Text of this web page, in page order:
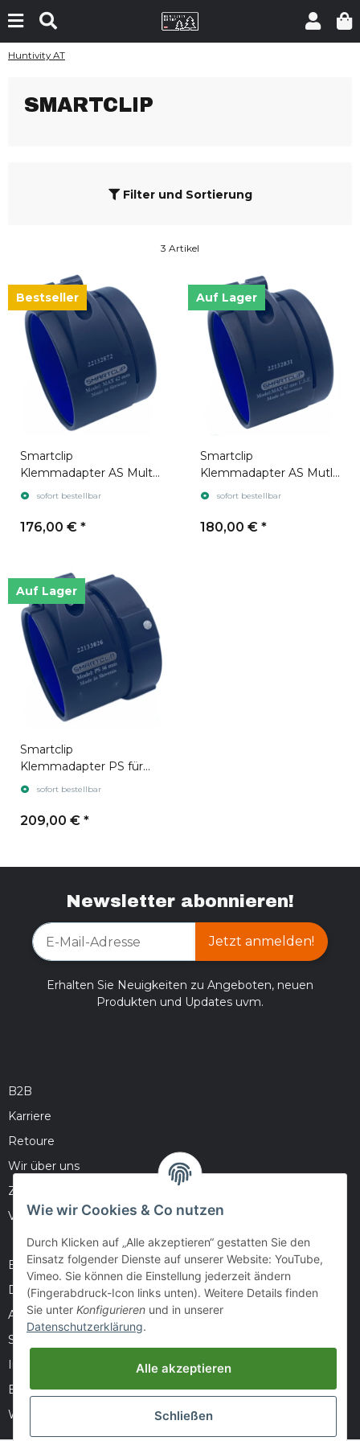
Huntivity AT
SMARTCLIP
Filter und Sortierung
3 Artikel
Bestseller
Smartclip
Klemmadapter AS Multi
AX
sofort bestellbar
176,00 € *
Auf Lager
Smartclip
Klemmadapter AS Mutli
AX U.S.E.
sofort bestellbar
180,00 € *
Auf Lager
Smartclip
Klemmadapter PS für
Pulsar FN455
sofort bestellbar
209,00 € *
Newsletter abonnieren!
Jetzt anmelden!
Erhalten Sie Neuigkeiten zu Angeboten, neuen
Produkten und Updates uvm.
B2B
Karriere
Retoure
Wir über uns
Zahlungsmöglichkeiten
Versandinformationen
Barrierefreiheitserklärung
Datenschutz
AGB
Sitemap
Batteriegesetzhinweise
Widerrufsrecht
Wie wir Cookies & Co nutzen
Durch Klicken auf „Alle akzeptieren“ gestatten Sie den
Einsatz folgender Dienste auf unserer Website: YouTube,
Vimeo. Sie können die Einstellung jederzeit ändern
(Fingerabdruck-Icon links unten). Weitere Details finden
Sie unter Konfigurieren und in unserer
Datenschutzerklärung.
Alle akzeptieren
Schließen